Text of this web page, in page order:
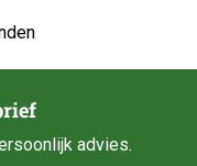
advies.